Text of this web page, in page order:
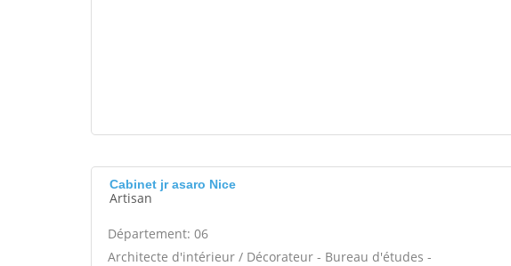
Cabinet jr asaro Nice
Artisan
Département: 06
Architecte d'intérieur / Décorateur - Bureau d'études -